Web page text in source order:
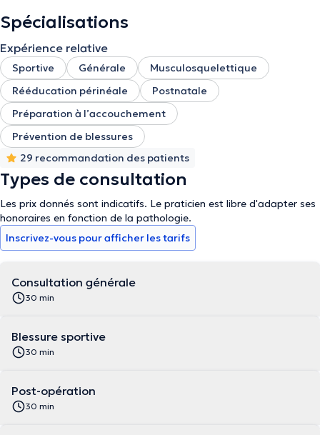
Spécialisations
Expérience relative
Sportive Générale
Musculosquelettique
Rééducation périnéale
Postnatale
Préparation à l’accouchement
Prévention de blessures
29 recommandation des patients
Types de consultation
Les prix donnés sont indicatifs. Le praticien est libre d'adapter ses
honoraires en fonction de la pathologie.
Inscrivez-vous pour afficher les tarifs
Consultation générale
30 min
Blessure sportive
30 min
Post-opération
30 min